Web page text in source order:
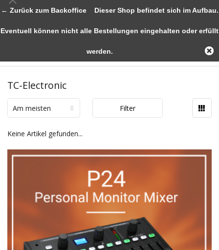
TC-Electronic
Am meisten Filter
Keine Artikel gefunden...
← Zurück zum BackofficeDieser Shop befindet sich im Aufbau.
Eventuell können nicht alle Bestellungen eingehalten oder erfüllt
werden.